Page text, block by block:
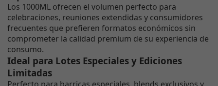
Los 1000ML ofrecen el volumen perfecto para
celebraciones, reuniones extendidas y consumidores
frecuentes que prefieren formatos económicos sin
comprometer la calidad premium de su experiencia de
consumo.
Ideal para Lotes Especiales y Ediciones
Limitadas
Perfecto para barricas especiales, blends exclusivos y